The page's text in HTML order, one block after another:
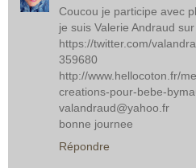
Coucou je participe avec
je suis Valerie Andraud
https://twitter.com/
359680
http://www.hellocoton.fr/
creations-pour-bebe-
valandraud@yahoo.fr
bonne journee
Répondre